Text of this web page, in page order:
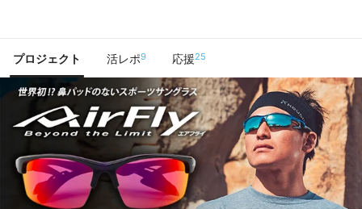
プロジェクト 活レポ9 応援25